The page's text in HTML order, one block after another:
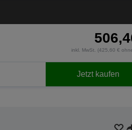
inkl. MwSt. (425,60 €
Jetzt kaufen